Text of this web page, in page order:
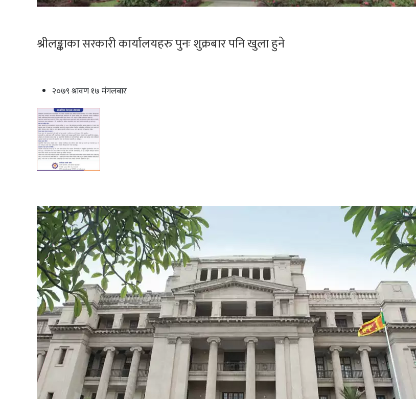
श्रीलङ्काका सरकारी कार्यालयहरु पुनः शुक्रबार पनि खुला हुने
२०७९ श्रावण १७ मंगलबार